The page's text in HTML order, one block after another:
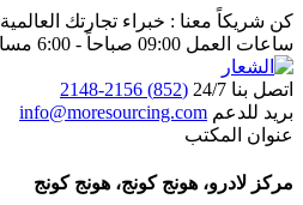
كن شريكاً معنا : خبراء تجارتك العالمية
ساعات العمل 09:00 صباحاً - 6:00 مساءً
اتصل بنا 24/7
(852) 2156-2148
بريد للدعم info@moresourcing.com
عنوان المكتب
مركز لادرو، هونج كونج، هونج كونج